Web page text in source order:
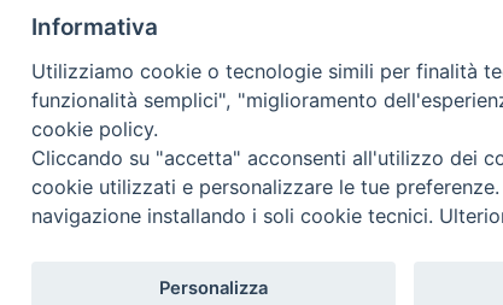
Privacy Policy
- Tutti i diritti riservati - Vita Trentina Editrice
Informativa
Utilizziamo cookie o tecnologie simili per finalità
funzionalità semplici", "miglioramento
cookie policy.
Cliccando su "accetta" acconsenti all'utilizzo dei
cookie utilizzati e personalizzare le tue
navigazione installando i soli cookie tecnici.
Personalizza